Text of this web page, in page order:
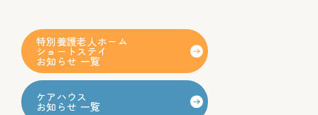
特別養護老人ホーム
ショートステイ
お知らせ 一覧
ケアハウス
お知らせ 一覧